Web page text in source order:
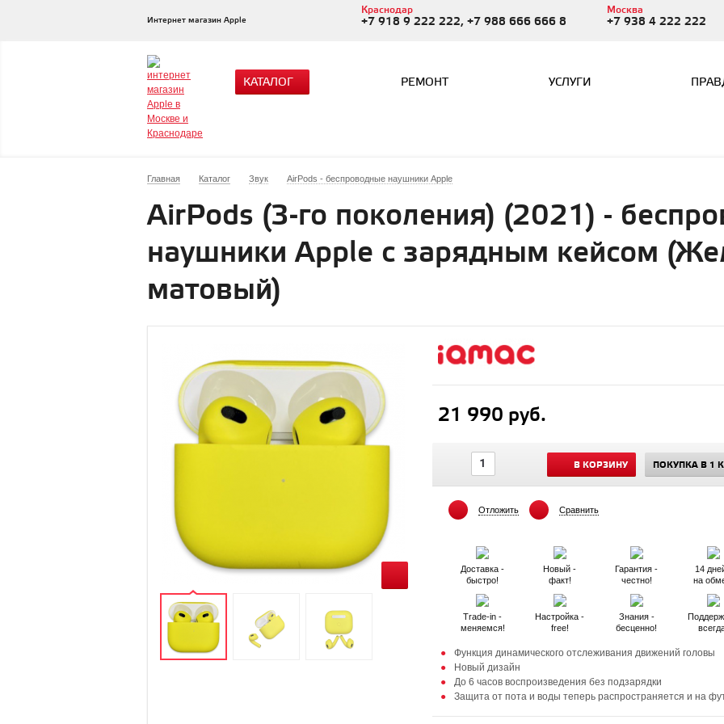
Интернет магазин Apple
Краснодар
+7 918 9 222 222, +7 988 666 666 8
Москва
+7 938 4 222 222
КАТАЛОГ РЕМОНТ УСЛУГИ
Главная Каталог Звук AirPods - беспроводные наушники Apple
AirPods (3‑го поколения) (2021) -
наушники Apple с зарядным кейсом
матовый)
21 990 руб.
В КОРЗИНУ ПОКУПКА В 1
Отложить Сравнить
Доставка -
быстро!
Новый -
факт!
Гарантия -
честно!
14
на
Trade-in -
меняемся!
Настройка -
free!
Знания -
бесценно!
Функция динамического отслеживания движений головы
Новый дизайн
До 6 часов воспроизведения без подзарядки
Защита от пота и воды теперь распространяется и на